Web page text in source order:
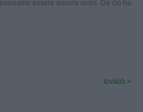
essere ancora vicini. Da ciò ha
tovább »